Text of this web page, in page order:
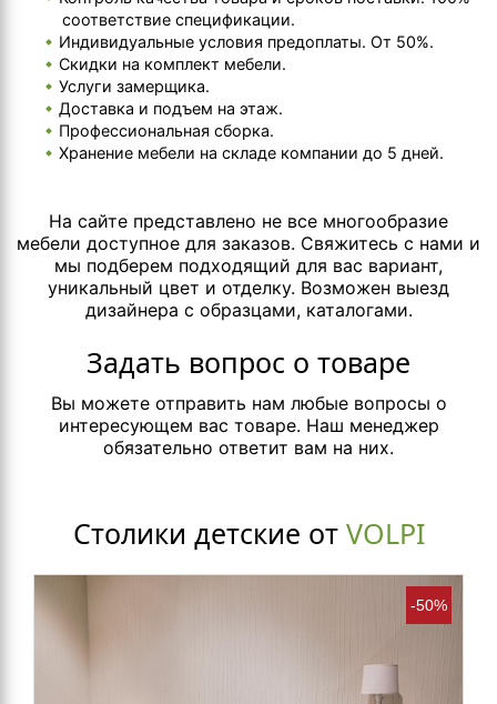
соответствие спецификации.
Индивидуальные условия предоплаты. От 50%.
Скидки на комплект мебели.
Услуги замерщика.
Доставка и подъем на этаж.
Профессиональная сборка.
Хранение мебели на складе компании до 5 дней.
На сайте представлено не все многообразие
мебели доступное для заказов. Свяжитесь с нами и
мы подберем подходящий для вас вариант,
уникальный цвет и отделку. Возможен выезд
дизайнера с образцами, каталогами.
Задать вопрос о товаре
Вы можете отправить нам любые вопросы о
интересующем вас товаре. Наш менеджер
обязательно ответит вам на них.
Столики детские от VOLPI
-50%